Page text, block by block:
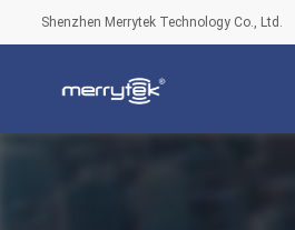
Shenzhen Merrytek Technology Co., Ltd.